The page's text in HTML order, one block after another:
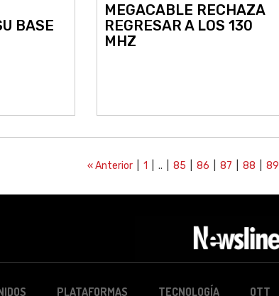
BASE
MEGACABLE RECHAZA
REGRESAR A LOS 130
MHZ
« Anterior 1 | .. | 85 86 87 88 89
PLATAFORMAS TECNOLOGÍA OTT